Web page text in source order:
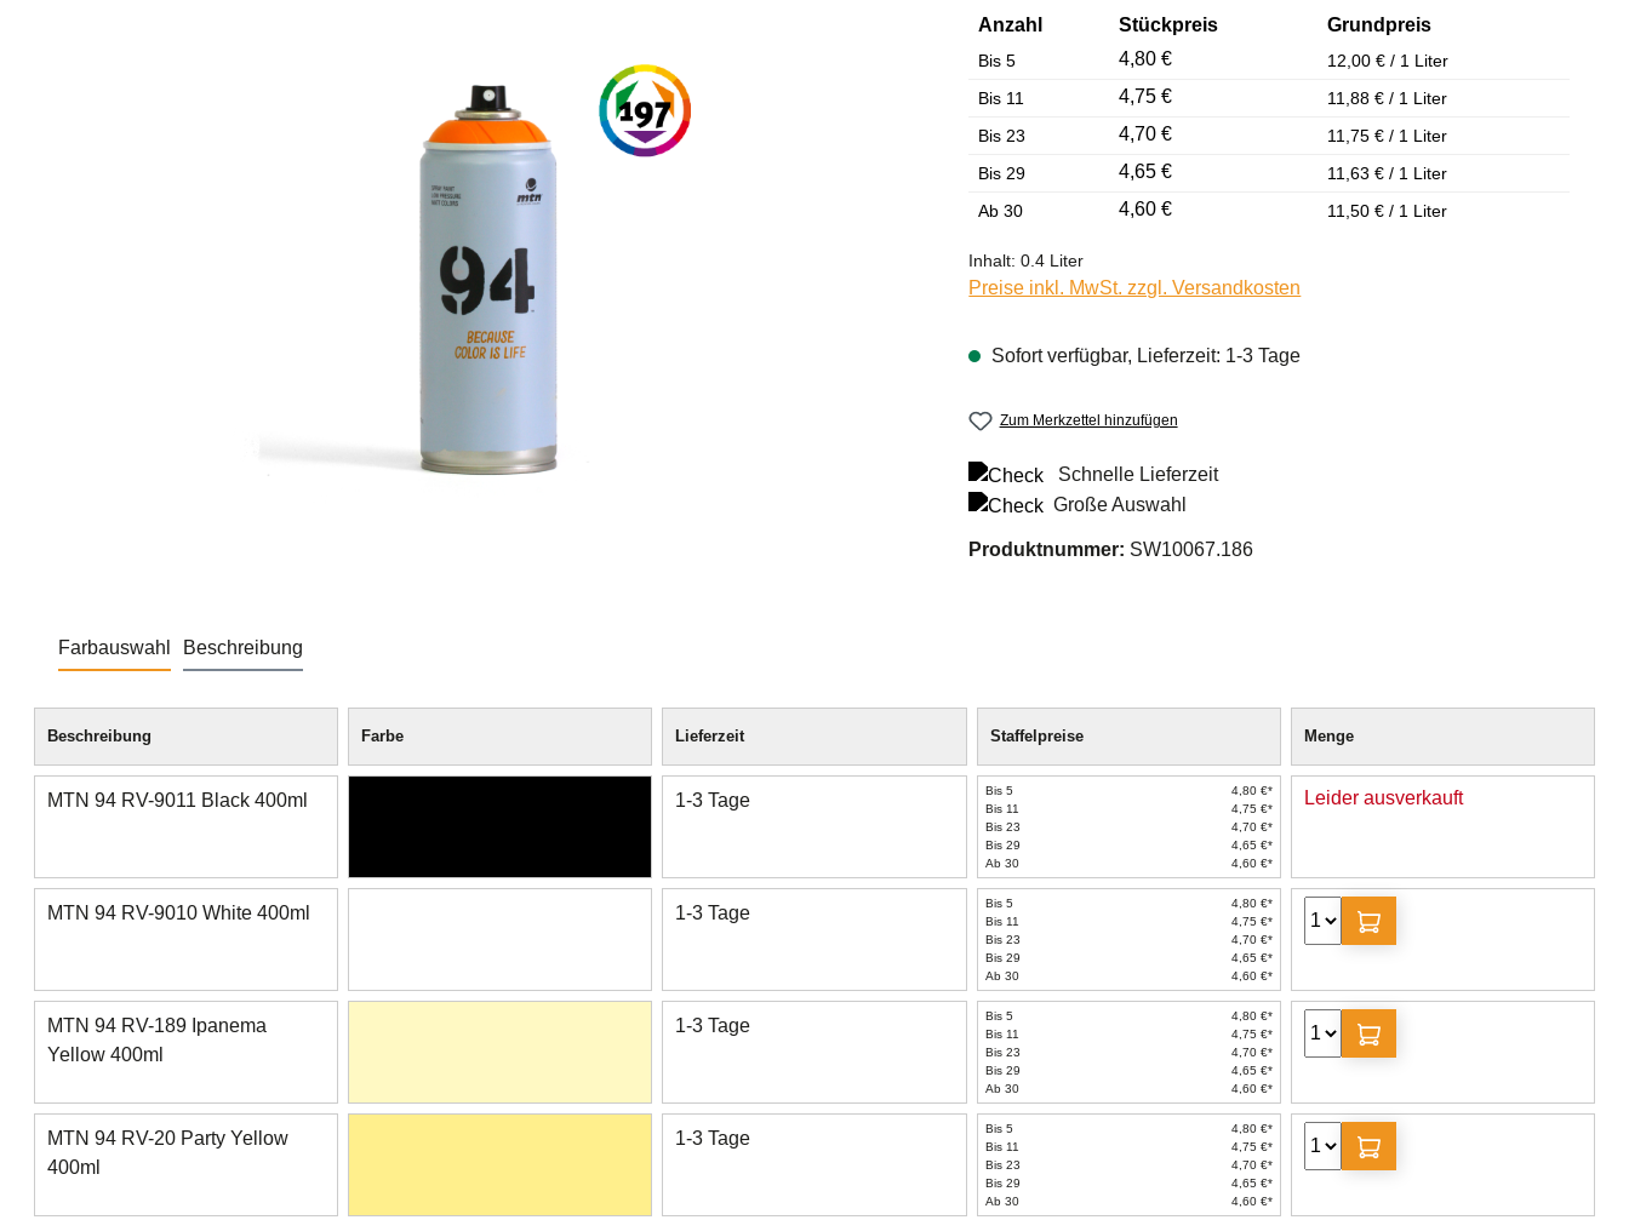
Anzahl Stückpreis Grundpreis
Bis5 4,80 €
12,00 € / 1 Liter
Bis 11 4,75 €
11,88 € / 1 Liter
Bis 23 4,70 €
11,75 € / 1 Liter
Bis 29 4,65 €
11,63 € / 1 Liter
Ab30 4,60 € 11,50 € / 1 Liter
Inhalt:0.4 Liter
Preise inkl. MwSt. zzgl. Versandkosten
Sofort verfügbar, Lieferzeit: 1-3 Tage
Zum Merkzettel hinzufügen
Schnelle Lieferzeit
Große Auswahl
Produktnummer: SW10067.186
Farbauswahl Beschreibung
Beschreibung Farbe Lieferzeit Staffelpreise Menge
MTN 94 RV-9011 Black 400ml 1-3 Tage Bis 5
4,80 €*
Bis 11
4,75 €*
Bis 23
4,70 €*
Bis 29
4,65 €*
Ab 30
4,60 €*
Leider ausverkauft
MTN 94 RV-9010 White 400ml 1-3 Tage Bis 5
4,80 €*
Bis 11
4,75 €*
Bis 23
4,70 €*
Bis 29
4,65 €*
Ab 30
4,60 €*
MTN 94 RV-189 Ipanema
Yellow 400ml
1-3 Tage Bis 5
4,80 €*
Bis 11
4,75 €*
Bis 23
4,70 €*
Bis 29
4,65 €*
Ab 30
4,60 €*
MTN 94 RV-20 Party Yellow
400ml
1-3 Tage Bis 5
4,80 €*
Bis 11
4,75 €*
Bis 23
4,70 €*
Bis 29
4,65 €*
Ab 30
4,60 €*